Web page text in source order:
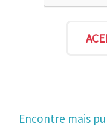
Encontre mais